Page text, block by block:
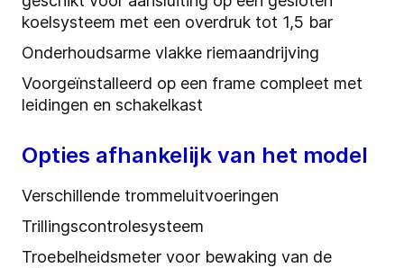
koelsysteem met een overdruk tot 1,5 bar
Onderhoudsarme vlakke riemaandrijving
Voorgeïnstalleerd op een frame compleet met
leidingen en schakelkast
Opties afhankelijk van het model
Verschillende trommeluitvoeringen
Trillingscontrolesysteem
Troebelheidsmeter voor bewaking van de